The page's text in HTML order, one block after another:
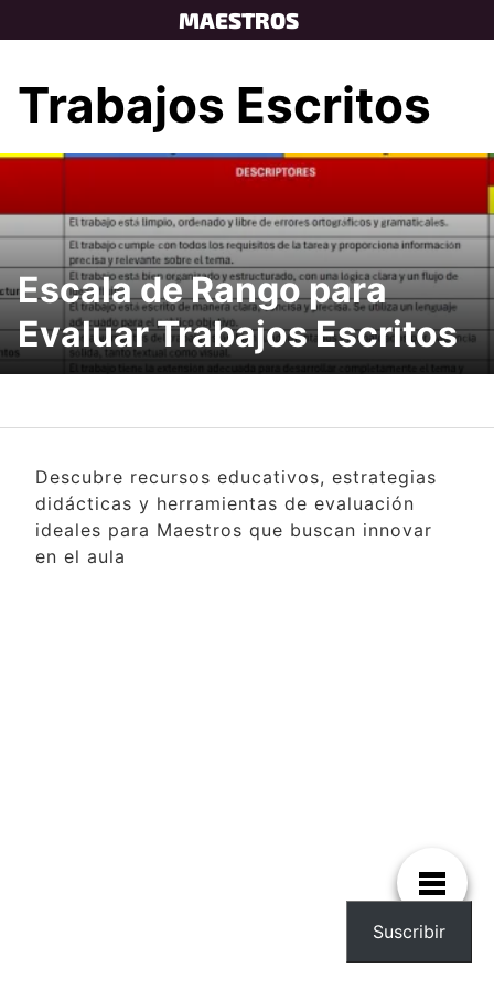
to
MAESTROS
Trabajos Escritos
Escala de Rango para
Evaluar Trabajos Escritos
Descubre recursos educativos, estrategias
didácticas y herramientas de evaluación
ideales para Maestros que buscan innovar
en el aula
Suscribir